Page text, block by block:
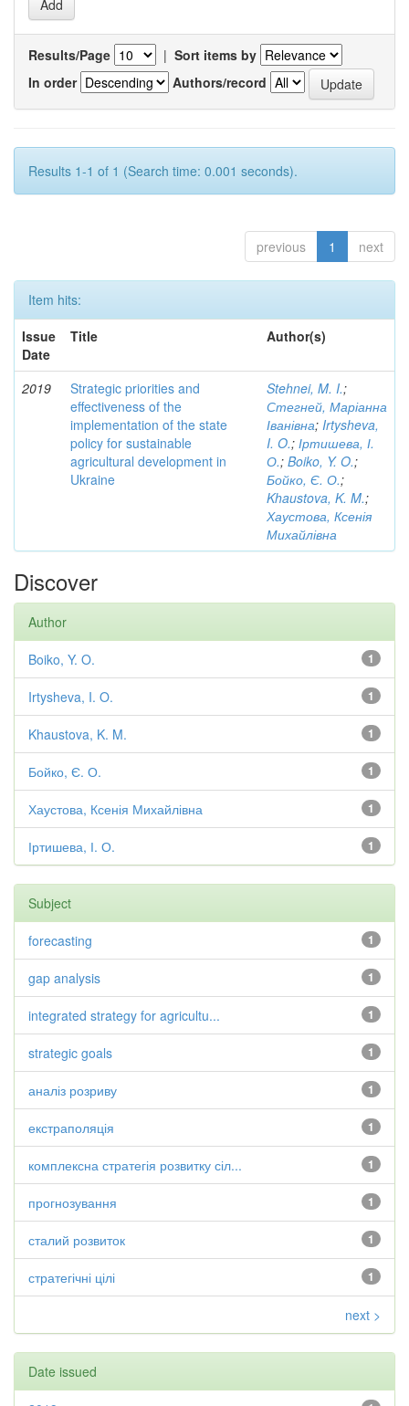
Results/Page | Sort items by
In order
Authors/record
Results 1-1 of 1 (Search time: 0.001 seconds).
previous 1 next
Item hits:
Issue
Date
Title Author(s)
2019
Strategic priorities and
effectiveness of the
implementation of the state
policy for sustainable
agricultural development in
Ukraine
Stehnei, M. I.;
Стегней, Маріанна
Іванівна; Irtysheva,
I. O.; Іртишева, І.
О.; Boiko, Y. O.;
Бойко, Є. О.;
Khaustova, K. M.;
Хаустова, Ксенія
Михайлівна
Discover
Author
1
Boiko, Y. O.
1
Irtysheva, I. O.
1
Khaustova, K. M.
1
Бойко, Є. О.
1
Хаустова, Ксенія Михайлівна
1
Іртишева, І. О.
Subject
1
forecasting
1
gap analysis
1
integrated strategy for agricultu...
1
strategic goals
1
аналіз розриву
1
екстраполяція
1
комплексна стратегія розвитку сіл...
1
прогнозування
1
сталий розвиток
1
стратегічні цілі
next >
Date issued